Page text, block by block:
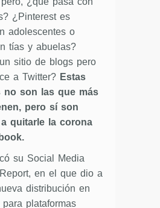
¿Pinterest es
adolescentes o
tías y abuelas?
sitio de blogs pero
a Twitter? Estas
no son las que más
pero sí son
quitarle la corona
su Social Media
en el que dio a
distribución en
para plataformas